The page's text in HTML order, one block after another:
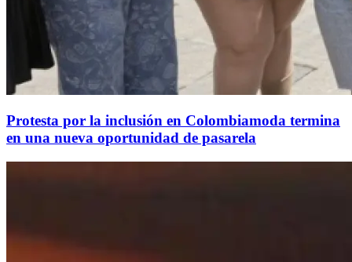
Protesta por la inclusión en Colombiamoda termina
en una nueva oportunidad de pasarela